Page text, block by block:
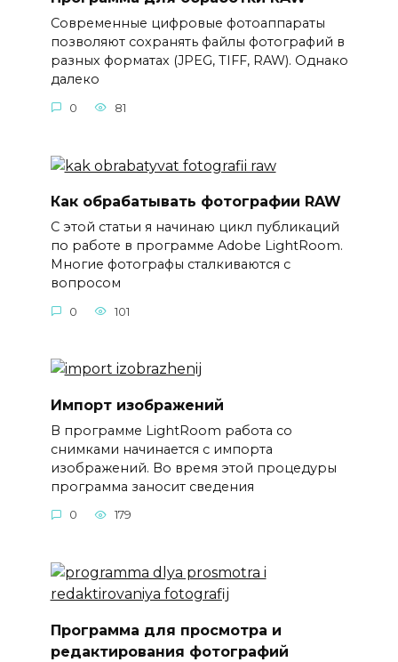
Современные цифровые фотоаппараты
позволяют сохранять файлы фотографий в
разных форматах (JPEG, TIFF, RAW). Однако
далеко
0 81
Как обрабатывать фотографии RAW
С этой статьи я начинаю цикл публикаций
по работе в программе Adobe LightRoom.
Многие фотографы сталкиваются с
вопросом
0 101
Импорт изображений
В программе LightRoom работа со
снимками начинается с импорта
изображений. Во время этой процедуры
программа заносит сведения
0 179
Программа для просмотра и
редактирования фотографий